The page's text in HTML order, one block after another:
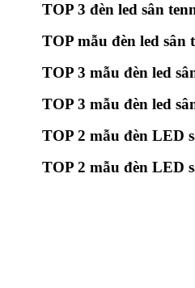
TOP 3 đèn led sân
TOP mẫu đèn led sân
TOP 3 mẫu đèn led
TOP 3 mẫu đèn led
TOP 2 mẫu đèn LED
TOP 2 mẫu đèn LED